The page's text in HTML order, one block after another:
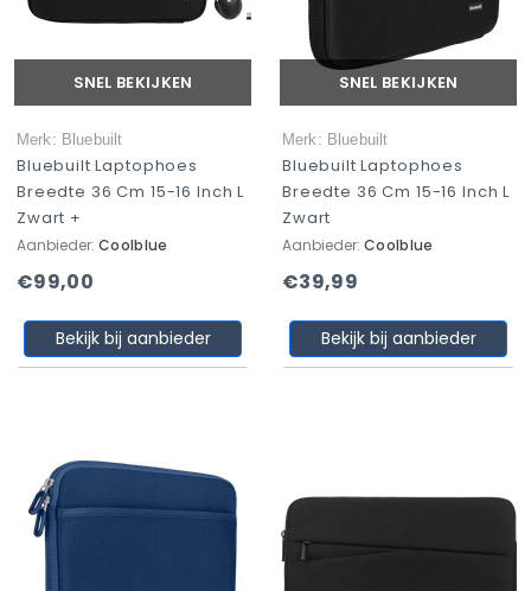
SNEL BEKIJKEN
Merk: Bluebuilt
Bluebuilt Laptophoes
Breedte 36 Cm 15-16 Inch L
Zwart +
Aanbieder: Coolblue
€99,00
Bekijk bij aanbieder
SNEL BEKIJKEN
Merk: Bluebuilt
Bluebuilt Laptophoes
Breedte 36 Cm 15-16 Inch L
Zwart
Aanbieder: Coolblue
€39,99
Bekijk bij aanbieder